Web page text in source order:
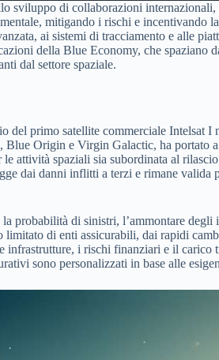
sviluppo di collaborazioni
mitigando i rischi e
ai sistemi di tracciamento e alle
della Blue Economy, che spaziano
dal settore spaziale.
primo satellite commerciale Intelsat
Origin e Virgin Galactic, ha
attività spaziali sia subordinata al
dai danni inflitti a terzi e rimane valida
probabilità di sinistri, l’ammontare
di enti assicurabili, dai rapidi
i rischi finanziari e il carico
sono personalizzati in base alle